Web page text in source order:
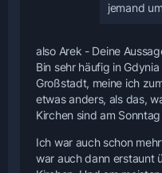
jemand
also Arek - Deine
Bin sehr häufig in
Großstadt, meine ich
etwas anders, als das,
Kirchen sind am
Ich war auch schon
war auch dann erstaunt